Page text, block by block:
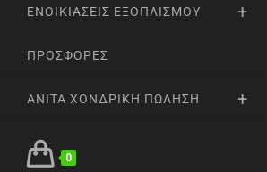
ΕΝΟΙΚΙΆΣΕΙΣ ΕΞΟΠΛΙΣΜΟΎ
ΠΡΟΣΦΟΡΈΣ
ANITA ΧΟΝΔΡΙΚΉ ΠΏΛΗΣΗ
0